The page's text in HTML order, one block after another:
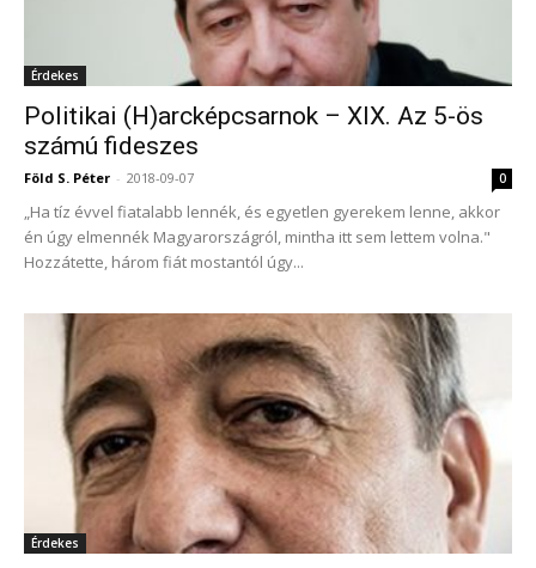
Érdekes
Politikai (H)arcképcsarnok – XIX. Az 5-ös
számú fideszes
Föld S. Péter - 2018-09-07 0
„Ha tíz évvel fiatalabb lennék, és egyetlen gyerekem lenne, akkor
én úgy elmennék Magyarországról, mintha itt sem lettem volna."
Hozzátette, három fiát mostantól úgy...
Érdekes